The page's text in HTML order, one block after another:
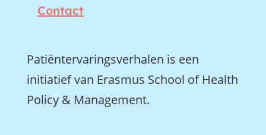
Contact
Patiëntervaringsverhalen is een
initiatief van Erasmus School of Health
Policy & Management.